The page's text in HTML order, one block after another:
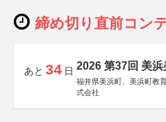
締め切り直前コン
あと 34 日 2026 第37回 美浜
福井県美浜町、美浜町教
式会社